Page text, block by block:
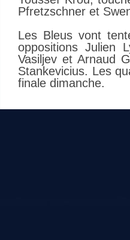
Pfretzschner et
Les Bleus vont
oppositions Julien
Vasiljev et Arnaud
Stankevicius. Les
finale dimanche.